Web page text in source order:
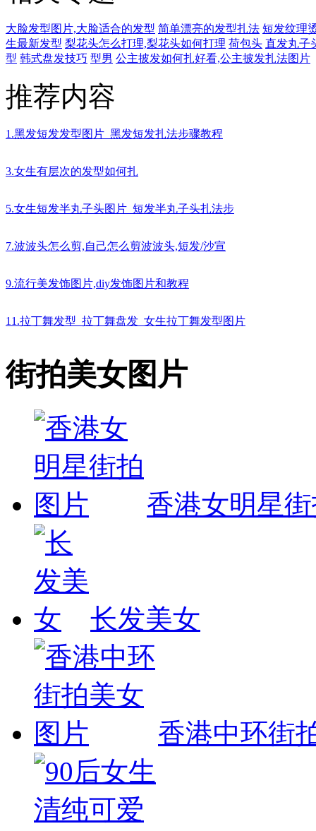
大脸发型图片,大脸适合的发型 简单漂亮的发型扎法 短发纹理
生最新发型 梨花头怎么打理,梨花头如何打理 荷包头 直发丸子
型 韩式盘发技巧 型男 公主披发如何扎好看,公主披发扎法图片
推荐内容
1.黑发短发发型图片_黑发短发扎法步骤教程
3.女生有层次的发型如何扎
5.女生短发半丸子头图片_短发半丸子头扎法步
7.波波头怎么剪,自己怎么剪波波头,短发/沙宣
9.流行美发饰图片,diy发饰图片和教程
11.拉丁舞发型_拉丁舞盘发_女生拉丁舞发型图片
街拍美女图片
香港女明星
长发美女
香港中环街